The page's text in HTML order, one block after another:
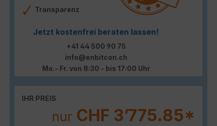
Transparenz
Jetzt kostenfrei beraten lassen!
+41 44 500 90 75
info@enbitcon.ch
Mo.- Fr. von 8:30 - bis 17:00 Uhr
IHR PREIS
nur CHF 3’775.85*